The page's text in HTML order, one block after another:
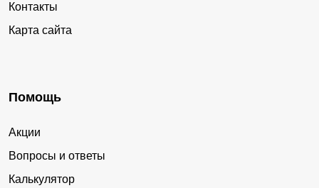
Контакты
Карта сайта
Помощь
Акции
Вопросы и ответы
Калькулятор